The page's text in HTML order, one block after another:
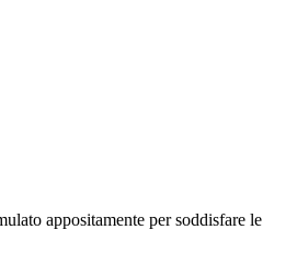
appositamente per soddisfare le